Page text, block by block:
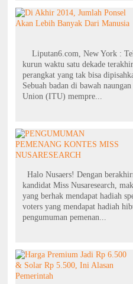
Liputan6.com, New York :
kurun waktu satu dekade
perangkat yang tak bisa
Sebuah badan di bawah
Union (ITU) mempre...
Halo Nusaers! Dengan
kandidat Miss Nusaresearch,
yang berhak mendapat hadiah
voters yang mendapat hadiah
pengumuman pemenan...